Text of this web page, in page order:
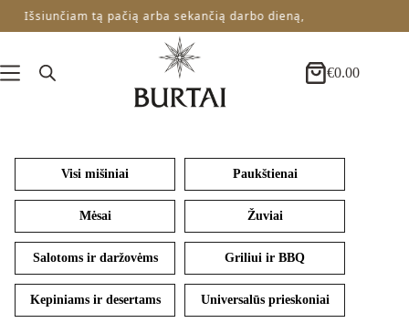
Išsiunčiam tą pačią arba sekančią darbo dieną,
Krepšelis
€0.00
Visi mišiniai Paukštienai
Mėsai Žuviai
Salotoms ir daržovėms Griliui ir BBQ
Kepiniams ir desertams Universalūs prieskoniai